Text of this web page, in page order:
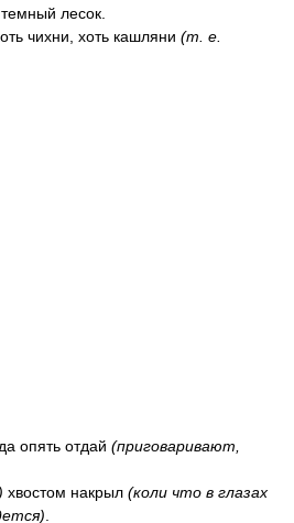
лесок.
чихни, хоть кашляни (т. е.
опять отдай (приговаривают,
хвостом накрыл (коли что в глазах